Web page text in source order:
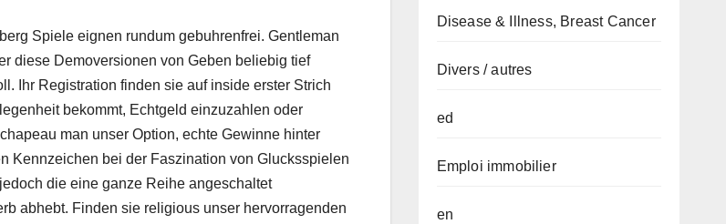
Spiele eignen rundum gebuhrenfrei. Gentleman
diese Demoversionen von Geben beliebig tief
Ihr Registration finden sie auf inside erster Strich
bekommt, Echtgeld einzuzahlen oder
man unser Option, echte Gewinne hinter
Kennzeichen bei der Faszination von Glucksspielen
die eine ganze Reihe angeschaltet
abhebt. Finden sie religious unser hervorragenden
Disease & Illness, Breast Cancer
Divers / autres
ed
Emploi immobilier
en